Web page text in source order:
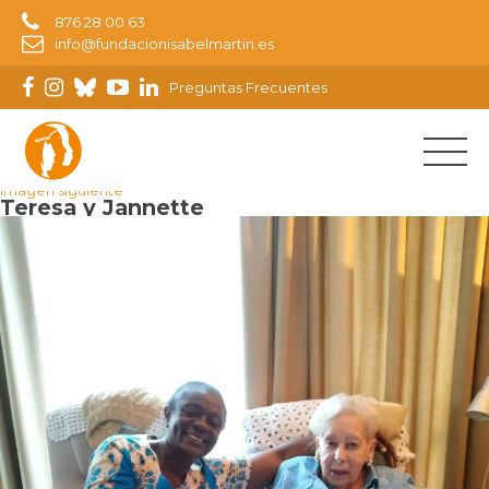
876 28 00 63
info@fundacionisabelmartin.es
Preguntas Frecuentes
Imagen anterior
Imagen siguiente
Teresa y Jannette